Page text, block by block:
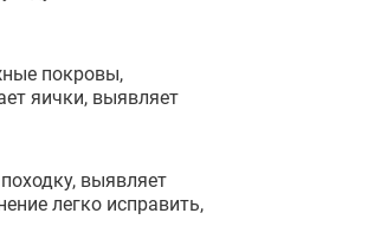
покровы,
яички, выявляет
выявляет
легко исправить,